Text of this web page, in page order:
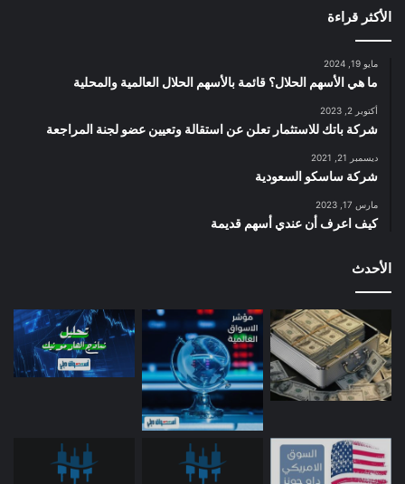
الأكثر قراءة
مايو 19, 2024
ما هي الأسهم الحلال؟ قائمة بالأسهم الحلال العالمية والمحلية
أكتوبر 2, 2023
شركة باتك للاستثمار تعلن عن استقالة وتعيين عضو لجنة المراجعة
ديسمبر 21, 2021
شركة ساسكو السعودية
مارس 17, 2023
كيف اعرف أن عندي أسهم قديمة
الأحدث